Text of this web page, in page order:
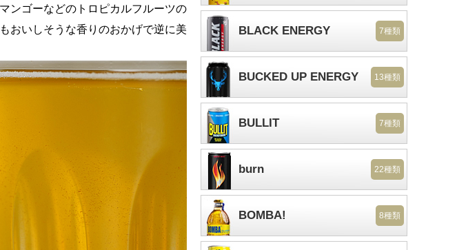
ンゴーなどのトロピカルフルーツの
おいしそうな香りのおかげで逆に美
BLACK ENERGY 7種類
BUCKED UP ENERGY 13種類
BULLIT 7種類
burn 22種類
BOMBA! 8種類